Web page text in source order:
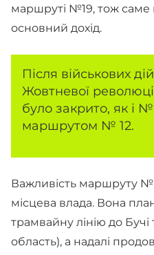
маршруті №19, тож саме
основний дохід.
Після військових
Жовтневої
було закрито, як і
маршрутом № 12.
Важливість маршруту №
місцева влада. Вона
трамвайну лінію до Бучі
область), а надалі